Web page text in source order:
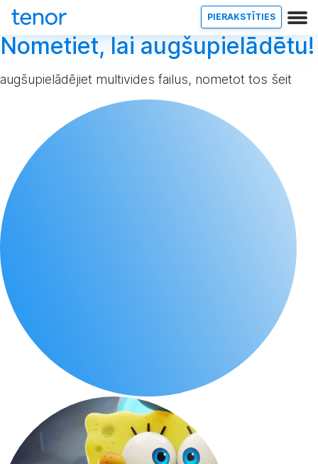
PIERAKSTĪTIES
Nometiet, lai augšupielādētu!
augšupielādējiet multivides failus, nometot tos šeit